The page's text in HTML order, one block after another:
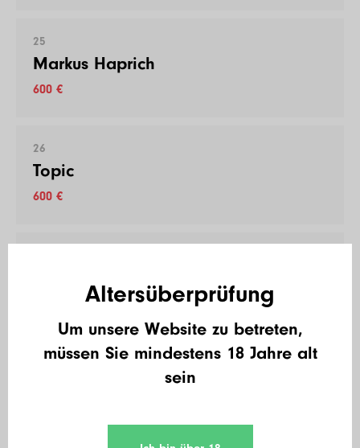
25
Markus Haprich
600 €
26
Topic
600 €
28
Altersüberprüfung
Um unsere Website zu betreten,
müssen Sie mindestens 18 Jahre alt
sein